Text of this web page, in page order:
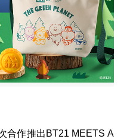
合作推出 BT21 MEETS A